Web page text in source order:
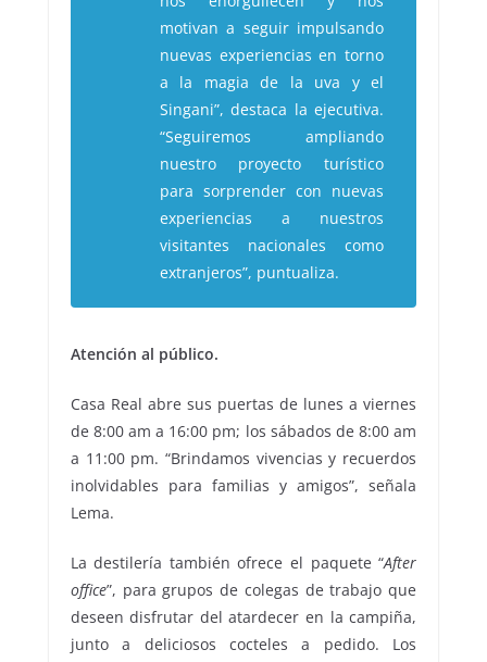
motivan a seguir impulsando
nuevas experiencias en torno
a la magia de la uva y el
Singani”, destaca la ejecutiva.
“Seguiremos ampliando
nuestro proyecto turístico
para sorprender con nuevas
experiencias a nuestros
visitantes nacionales como
extranjeros”, puntualiza.
Atención al público.
Casa Real abre sus puertas de lunes a viernes
de 8:00 am a 16:00 pm; los sábados de 8:00 am
a 11:00 pm. “Brindamos vivencias y recuerdos
inolvidables para familias y amigos”, señala
Lema.
La destilería también ofrece el paquete “After
office”, para grupos de colegas de trabajo que
deseen disfrutar del atardecer en la campiña,
junto a deliciosos cocteles a pedido. Los